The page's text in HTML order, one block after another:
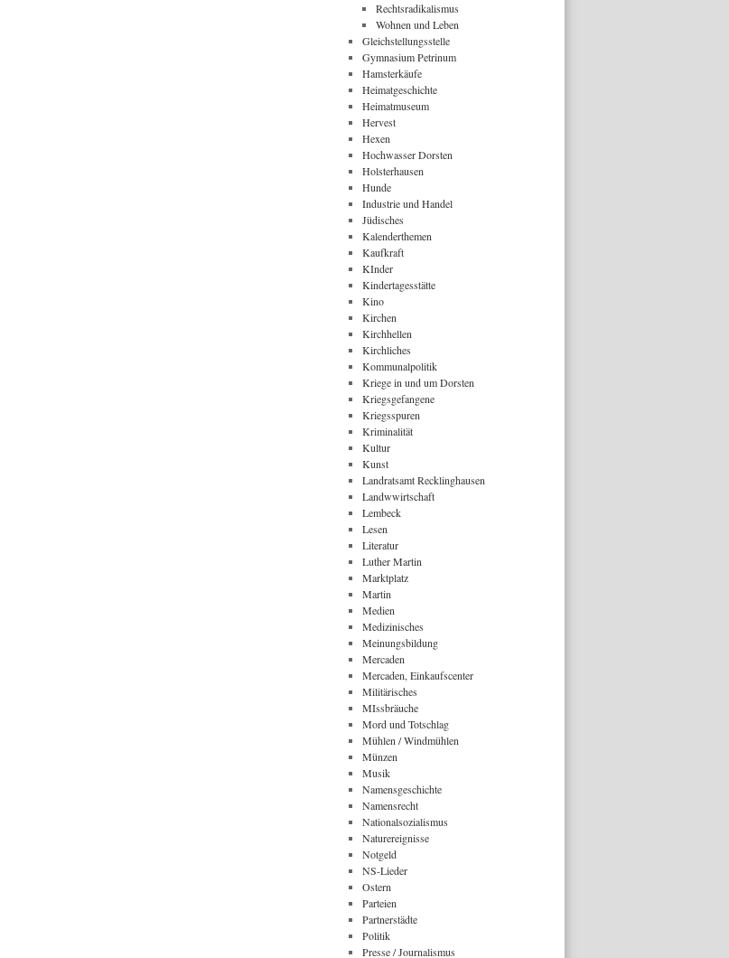
Rechtsradikalismus
Wohnen und Leben
Gleichstellungsstelle
Gymnasium Petrinum
Hamsterkäufe
Heimatgeschichte
Heimatmuseum
Hervest
Hexen
Hochwasser Dorsten
Holsterhausen
Hunde
Industrie und Handel
Jüdisches
Kalenderthemen
Kaufkraft
KInder
Kindertagesstätte
Kino
Kirchen
Kirchhellen
Kirchliches
Kommunalpolitik
Kriege in und um Dorsten
Kriegsgefangene
Kriegsspuren
Kriminalität
Kultur
Kunst
Landratsamt Recklinghausen
Landwwirtschaft
Lembeck
Lesen
Literatur
Luther Martin
Marktplatz
Martin
Medien
Medizinisches
Meinungsbildung
Mercaden
Mercaden, Einkaufscenter
Militärisches
MIssbräuche
Mord und Totschlag
Mühlen / Windmühlen
Münzen
Musik
Namensgeschichte
Namensrecht
Nationalsozialismus
Naturereignisse
Notgeld
NS-Lieder
Ostern
Parteien
Partnerstädte
Politik
Presse / Journalismus